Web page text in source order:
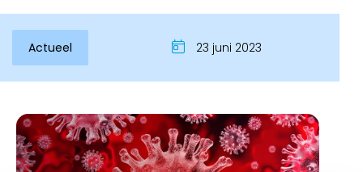
Actueel 23 juni 2023